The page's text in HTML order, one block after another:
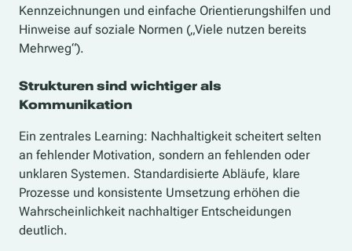
Kennzeichnungen und einfache Orientierungshilfen und
Hinweise auf soziale Normen („Viele nutzen bereits
Mehrweg“).
Strukturen sind wichtiger als
Kommunikation
Ein zentrales Learning: Nachhaltigkeit scheitert selten
an fehlender Motivation, sondern an fehlenden oder
unklaren Systemen. Standardisierte Abläufe, klare
Prozesse und konsistente Umsetzung erhöhen die
Wahrscheinlichkeit nachhaltiger Entscheidungen
deutlich.